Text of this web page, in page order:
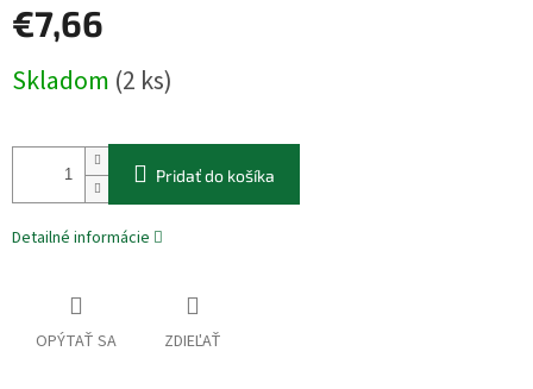
€7,66
cena:
Skladom (2 ks)
Pridať do košíka
Detailné informácie
OPÝTAŤ SA ZDIEĽAŤ